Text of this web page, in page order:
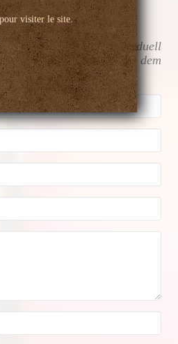
ETIKETTEN
Ihre Etiketten individuell
in Verbindung mit dem
visiter le site.